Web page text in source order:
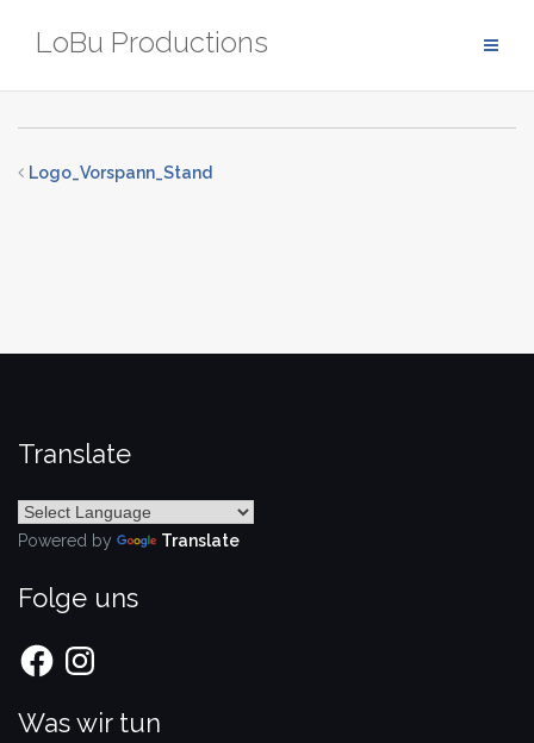
LoBu Productions
Logo_Vorspann_Stand
Translate
Powered by Translate
Folge uns
FacebookInstagram
Was wir tun